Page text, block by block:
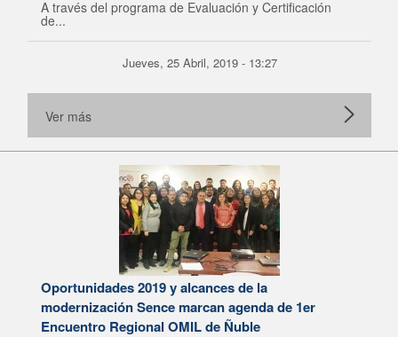
A través del programa de Evaluación y Certificación
de...
Jueves, 25 Abril, 2019 - 13:27
Ver más
Oportunidades 2019 y alcances de la
modernización Sence marcan agenda de 1er
Encuentro Regional OMIL de Ñuble